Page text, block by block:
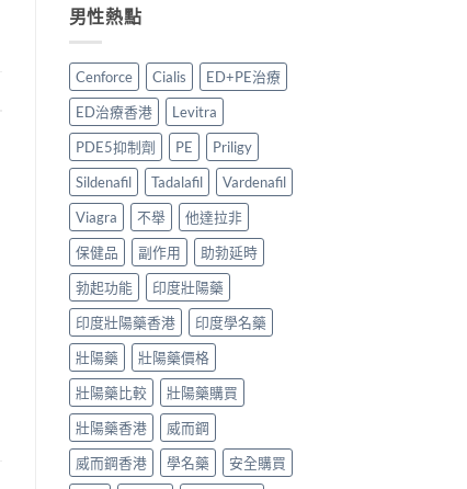
較
與
家
心
得
2026〉
中
實
經
與
安
全
服
用
指
南〉
中
好？
2026
港
副
廠
必
利
勁
比
較
購
貼
士〉
中
中
藥
陽
藥
推
薦：
香
港
5
款
藥
方
壯
陽
產
品
款
最
值
得
買？〉
中
男性熱點
Cenforce Cialis
ED+PE治療
ED治療香港
Levitra
PDE5抑制劑
PE
Priligy
Sildenafil
Tadalafil
Vardenafil
Viagra
不舉
他達拉非
保健品
副作用
助勃延時
勃起功能
印度壯陽藥
印度壯陽藥香港
印度學名藥
壯陽藥
壯陽藥價格
壯陽藥比較
壯陽藥購買
壯陽藥香港
威而鋼
威而鋼香港
學名藥 安全購買